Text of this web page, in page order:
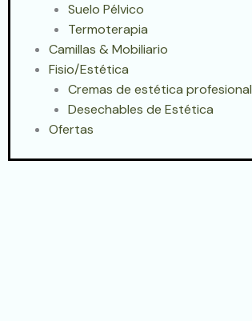
Suelo Pélvico
Termoterapia
Camillas & Mobiliario
Fisio/Estética
Cremas de estética profesional
Desechables de Estética
Ofertas